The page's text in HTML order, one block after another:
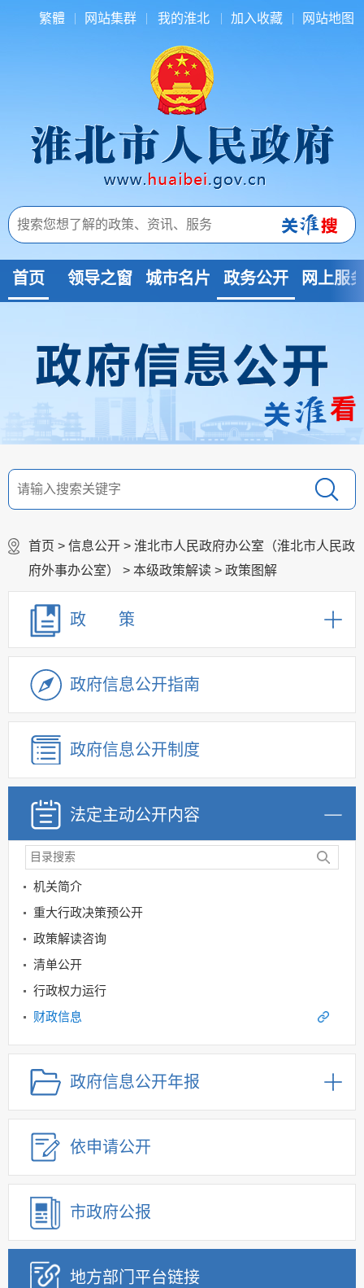
繁體 网站集群 我的淮北 加入收藏 网站地图
首页 领导之窗 城市名片 政务公开 网上服
看
首页 > 信息公开 > 淮北市人民政府办公室（淮北市人民政
府外事办公室）
> 本级政策解读 > 政策图解
政 策
政府信息公开指南
政府信息公开制度
法定主动公开内容
机关简介
重大行政决策预公开
政策解读咨询
清单公开
行政权力运行
财政信息
重点领域信息公开
规划信息
建议提案办理
公务员及事业单位招录
应急管理
回应关切
监督保障
其他法定信息
政府信息公开年报
依申请公开
市政府公报
地方部门平台链接